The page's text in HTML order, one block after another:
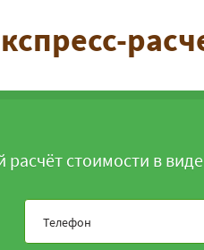
стоимости в